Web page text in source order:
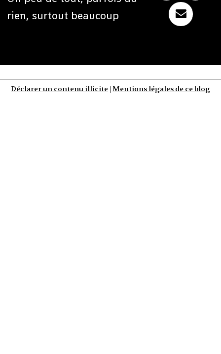
rien, surtout beaucoup
Déclarer un contenu illicite | Mentions légales de ce blog